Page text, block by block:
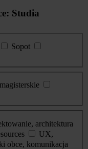
Studia
Sopot
architektura
UX,
obce, komunikacja